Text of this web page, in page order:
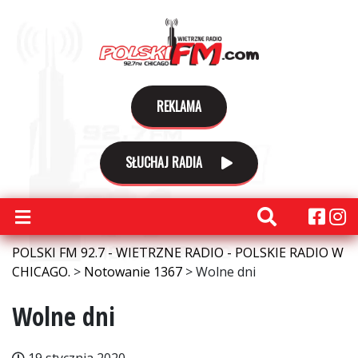
REKLAMA
SŁUCHAJ RADIA
POLSKI FM 92.7 - WIETRZNE RADIO - POLSKIE RADIO W
CHICAGO. > Notowanie 1367 >Wolne dni
Wolne dni